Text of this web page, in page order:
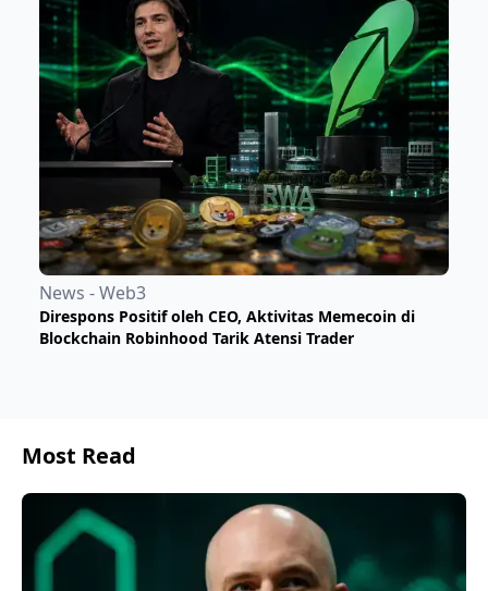
News - Web3
Direspons Positif oleh CEO, Aktivitas Memecoin di
Blockchain Robinhood Tarik Atensi Trader
Most Read